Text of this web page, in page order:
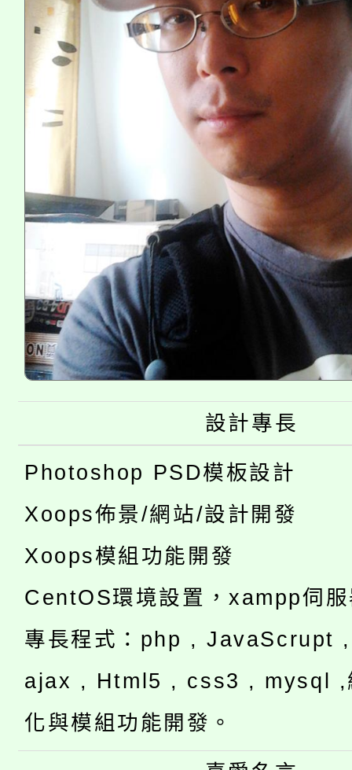
設計專長
Photoshop PSD模板設計
Xoops佈景/網站/設計開發
Xoops模組功能開發
CentOS環境設置，xampp伺
專長程式：php , JavaScrupt
ajax , Html5 , css3 , mysql ,
化與模組功能開發。